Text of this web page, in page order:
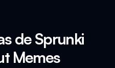
de Sprunki
Memes